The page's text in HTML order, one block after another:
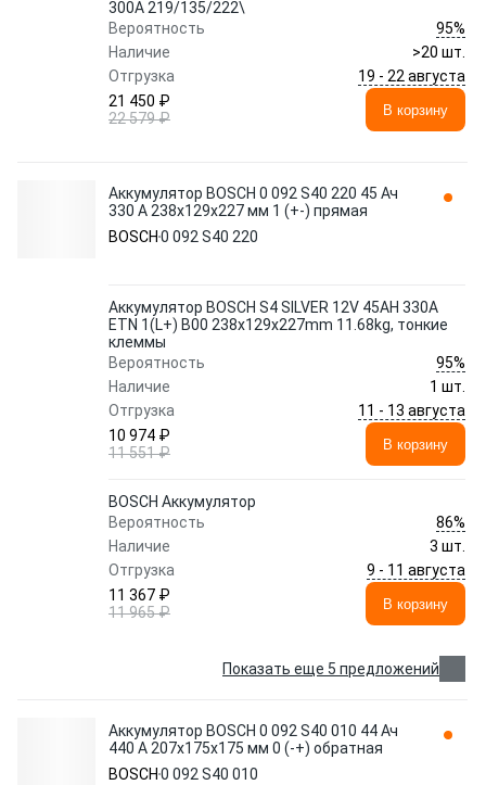
300A 219/135/222\
Вероятность
95%
Наличие
>20 шт.
Отгрузка
19 - 22 августа
21 450 ₽
22 579 ₽
В корзину
Аккумулятор BOSCH 0 092 S40 220 45 Ач
330 А 238x129x227 мм 1 (+-) прямая
BOSCH 0 092 S40 220
Аккумулятор BOSCH S4 SILVER 12V 45AH 330A
ETN 1(L+) B00 238x129x227mm 11.68kg, тонкие
клеммы
Вероятность
95%
Наличие
1 шт.
Отгрузка
11 - 13 августа
10 974 ₽
11 551 ₽
В корзину
BOSCH Аккумулятор
Вероятность
86%
Наличие
3 шт.
Отгрузка
9 - 11 августа
11 367 ₽
11 965 ₽
В корзину
Показать еще 5 предложений
Аккумулятор BOSCH 0 092 S40 010 44 Ач
440 А 207x175x175 мм 0 (-+) обратная
BOSCH 0 092 S40 010